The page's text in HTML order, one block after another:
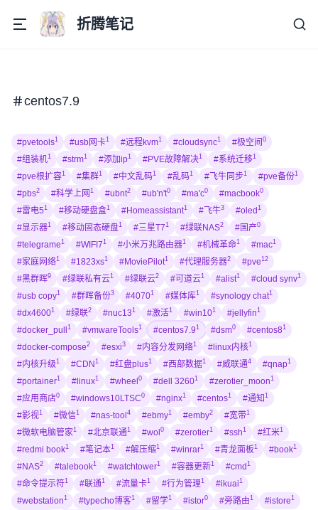
折腾笔记
centos7.9
#pvetools1 #usb网卡1 #远程kvm1 #cloudsync1 #极空间 0
#组装机1 #strm1 #添加ip1 #PVE故障解决1 #系统迁移1
#pve根扩容1 #集群1 #中文乱码1 #乱码1 #飞牛同步1 #pve备份1
#pbs2 #科学上网 1 #ubnt2 #ub'n't0 #ma'c0 #macbook0
#雷电5 1 #移动硬盘盒1 #Homeassistant1 #飞牛3 #oled 1
#显示器1 #移动固态硬盘1 #三星T7 1 #绿联NAS2 #国产0
#telegrame 1 #WIFI7 1 #小米万兆路由器1 #机械革命1 #mac1
#家庭网络1 #1823xs1 #MoviePilot1 #代理服务器2 #pve 12
#黑群晖9 #绿联私有云1 #绿联云2 #可道云1 #alist1 #cloud synv1
#usb copy1 #群晖备份3 #40701 #媒体库1 #synology chat1
#dx46001 #绿联2 #nuc13 1 #激活1 #win101 #jellyfin 1
#docker_pull 1 #vmwareTools1 #centos7.9 1 #dsm0 #centos81
#docker-compose2 #esxi3 #内容分发网络1 #linux内核1
#内核升级 1 #CDN 1 #红盘plus1 #西部数据1 #威联通4 #qnap1
#portainer1 #linux1 #wheel 0 #dell 32601 #zerotier_moon 1
#应用商店0 #windows10LTSC0 #nginx1 #centos1 #通知 1
#影视1 #微信1 #nas-tool 4 #ebmy1 #emby2 #宽带 1
#微软电脑管家1 #北京联通1 #wol 0 #zerotier1 #ssh 1 #红米1
#redmi book1 #笔记本1 #解压缩1 #winrar1 #青龙面板 1 #book1
#NAS2 #talebook1 #watchtower1 #容器更新1 #cmd 1
#命令提示符1 #联通1 #流量卡1 #行为管理1 #ikuai 1
#webstation 1 #typecho博客1 #留学1 #istor0 #旁路由 1 #istore 1